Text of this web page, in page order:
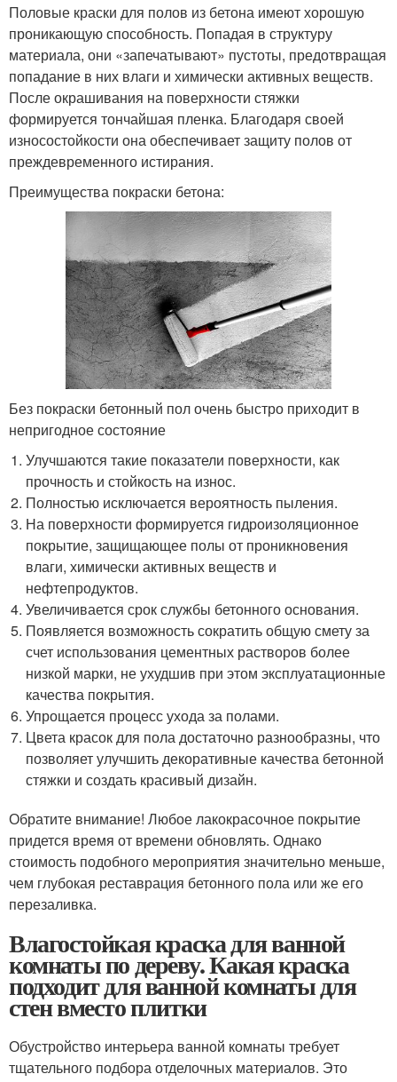
Половые краски для полов из бетона имеют хорошую
проникающую способность. Попадая в структуру
материала, они «запечатывают» пустоты, предотвращая
попадание в них влаги и химически активных веществ.
После окрашивания на поверхности стяжки
формируется тончайшая пленка. Благодаря своей
износостойкости она обеспечивает защиту полов от
преждевременного истирания.
Преимущества покраски бетона:
Без покраски бетонный пол очень быстро приходит в
непригодное состояние
Улучшаются такие показатели поверхности, как
прочность и стойкость на износ.
Полностью исключается вероятность пыления.
На поверхности формируется гидроизоляционное
покрытие, защищающее полы от проникновения
влаги, химически активных веществ и
нефтепродуктов.
Увеличивается срок службы бетонного основания.
Появляется возможность сократить общую смету за
счет использования цементных растворов более
низкой марки, не ухудшив при этом эксплуатационные
качества покрытия.
Упрощается процесс ухода за полами.
Цвета красок для пола достаточно разнообразны, что
позволяет улучшить декоративные качества бетонной
стяжки и создать красивый дизайн.
Обратите внимание! Любое лакокрасочное покрытие
придется время от времени обновлять. Однако
стоимость подобного мероприятия значительно меньше,
чем глубокая реставрация бетонного пола или же его
перезаливка.
Влагостойкая краска для ванной
комнаты по дереву. Какая краска
подходит для ванной комнаты для
стен вместо плитки
Обустройство интерьера ванной комнаты требует
тщательного подбора отделочных материалов. Это